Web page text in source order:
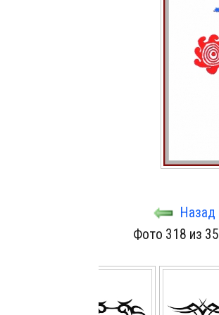
Назад
Фото 318 из